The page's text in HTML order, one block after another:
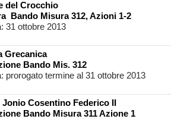
del Crocchio
Bando Misura 312, Azioni 1-2
31 ottobre 2013
Grecanica
Bando Mis. 312
prorogato termine al 31 ottobre 2013
Cosentino Federico II
Bando Misura 311 Azione 1